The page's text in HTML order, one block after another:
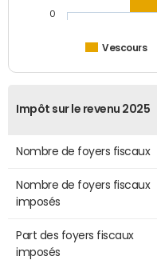
Vescours
0
Impôt sur le revenu 2025
Nombre de foyers fiscaux
Nombre de foyers fiscaux
imposés
Part des foyers fiscaux
imposés